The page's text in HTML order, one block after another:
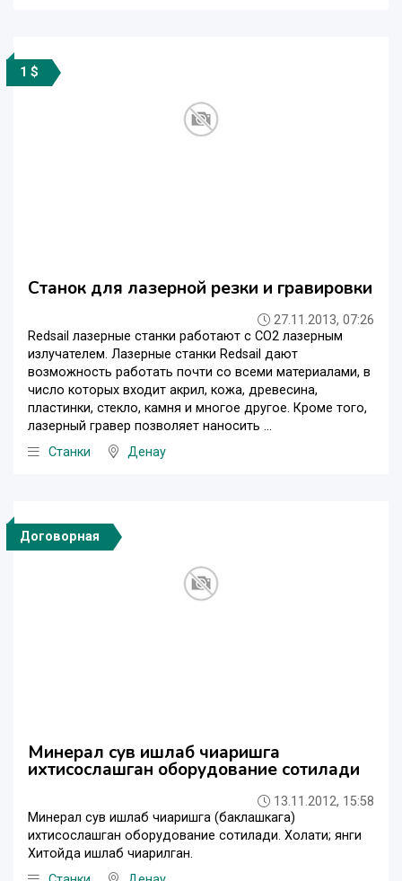
1 $
Станок для лазерной резки и гравировки
27.11.2013, 07:26
Redsail лазерные станки работают с CO2 лазерным
излучателем. Лазерные станки Redsail дают
возможность работать почти со всеми материалами, в
число которых входит акрил, кожа, древесина,
пластинки, стекло, камня и многое другое. Кроме того,
лазерный гравер позволяет наносить ...
Станки
Денау
Договорная
Минерал сув ишлаб чиқаришга
ихтисослашган оборудование сотилади
13.11.2012, 15:58
Минерал сув ишлаб чиқаришга (баклашкага)
ихтисослашган оборудование сотилади. Холати; янги
Хитойда ишлаб чиқарилган.